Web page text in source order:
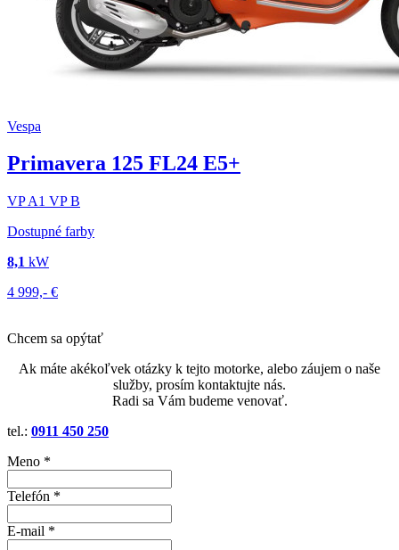
Vespa
Primavera 125 FL24 E5+
VPA1 VPB
Dostupné farby
8,1 kW
4 999,- €
Chcem sa opýtať
Ak máte akékoľvek otázky k tejto motorke, alebo záujem o naše
služby, prosím kontaktujte nás.
Radi sa Vám budeme venovať.
tel.: 0911 450 250
Meno *
Telefón *
E-mail *